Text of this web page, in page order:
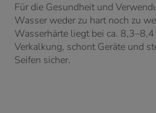
Für die Gesundheit und
Wasser weder zu hart noch zu
Wasserhärte liegt bei ca.
Verkalkung, schont Geräte und
Seifen sicher.